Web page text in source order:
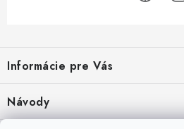
p
ä
t
Informácie pre Vás
Recenzie na Heureke
Návody